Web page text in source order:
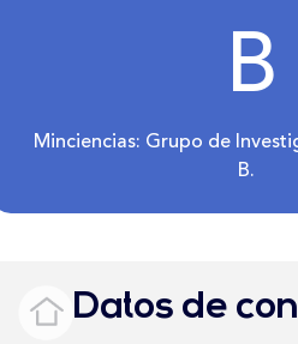
B
Minciencias: Grupo de
B.
Datos de